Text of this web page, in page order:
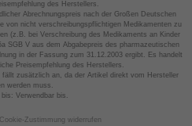
des Herstellers.
Abrechnungspreis nach der Großen Deutschen
von nicht verschreibungspflichtigen Medikamenten zu
(z.B. bei Verschreibung des Medikaments an Kinder
SGB V aus dem Abgabepreis des pharmazeutischen
in der Fassung zum 31.12.2003 ergibt. Es handelt
Preisempfehlung des Herstellers.
zusätzlich an, da der Artikel direkt vom Hersteller
werden muss.
Verwendbar bis.
Zustimmung widerrufen